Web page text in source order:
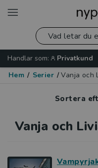
Handlar som:
Privatkund
Hem / Serier / Vanja och
Sortera
Vanja och